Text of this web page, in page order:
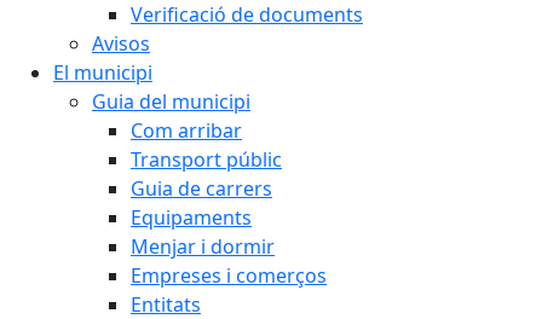
Verificació de documents
Avisos
El municipi
Guia del municipi
Com arribar
Transport públic
Guia de carrers
Equipaments
Menjar i dormir
Empreses i comerços
Entitats